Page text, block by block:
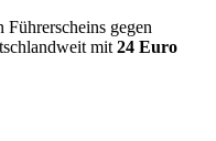
gegen
mit 24 Euro